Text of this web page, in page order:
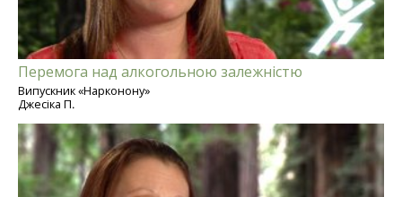
Перемога над алкогольною залежністю
Випускник «Нарконону»
Джесіка П.